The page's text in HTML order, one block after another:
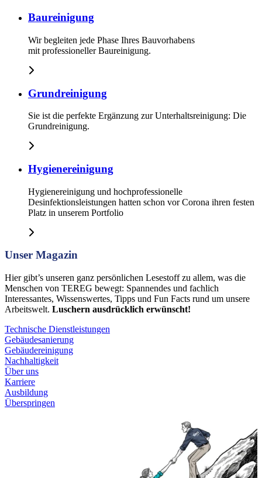
Baureinigung
Wir begleiten jede Phase Ihres Bauvorhabens
mit professioneller Baureinigung.
Grundreinigung
Sie ist die perfekte Ergänzung zur Unterhaltsreinigung: Die
Grundreinigung.
Hygienereinigung
Hygienereinigung und hochprofessionelle
Desinfektionsleistungen hatten schon vor Corona ihren festen
Platz in unserem Portfolio
Unser Magazin
Hier gibt’s unseren ganz persönlichen Lesestoff zu allem, was die
Menschen von TEREG bewegt: Spannendes und fachlich
Interessantes, Wissenswertes, Tipps und Fun Facts rund um unsere
Arbeitswelt. Luschern ausdrücklich erwünscht!
Technische Dienstleistungen
Gebäudesanierung
Gebäudereinigung
Nachhaltigkeit
Über uns
Karriere
Ausbildung
Überspringen